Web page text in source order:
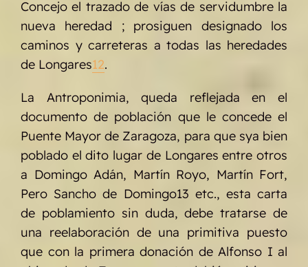
Concejo el trazado de vías de servidumbre la
nueva heredad ; prosiguen designado los
caminos y carreteras a todas las heredades
de Longares12.
La Antroponimia, queda reflejada en el
documento de población que le concede el
Puente Mayor de Zaragoza, para que sya bien
poblado el dito lugar de Longares entre otros
a Domingo Adán, Martín Royo, Martín Fort,
Pero Sancho de Domingo13 etc., esta carta
de poblamiento sin duda, debe tratarse de
una reelaboración de una primitiva puesto
que con la primera donación de Alfonso I al